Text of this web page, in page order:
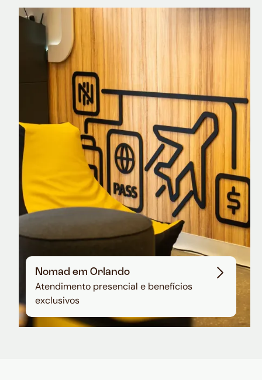
Nomad Explorer
Cartão de crédito brasileiro com cashback
em dólar
Nomad em Orlando
Atendimento presencial e benefícios
exclusivos